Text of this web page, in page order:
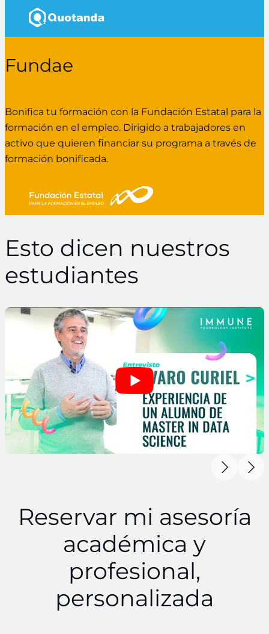
Fundae
Bonifica tu formación con la Fundación Estatal para la
formación en el empleo. Dirigido a trabajadores en
activo que quieren financiar su programa a través de
formación bonificada.
Esto dicen nuestros
estudiantes
Reservar mi asesoría
académica y
profesional,
personalizada